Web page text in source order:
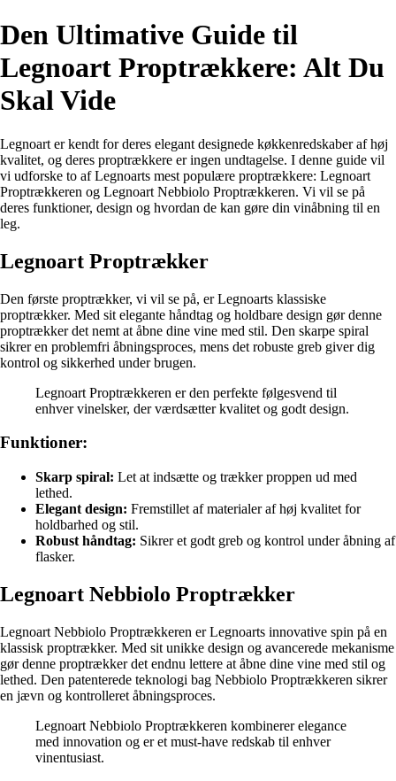
Den Ultimative Guide til
Legnoart Proptrækkere: Alt Du
Skal Vide
Legnoart er kendt for deres elegant designede køkkenredskaber af høj
kvalitet, og deres proptrækkere er ingen undtagelse. I denne guide vil
vi udforske to af Legnoarts mest populære proptrækkere: Legnoart
Proptrækkeren og Legnoart Nebbiolo Proptrækkeren. Vi vil se på
deres funktioner, design og hvordan de kan gøre din vinåbning til en
leg.
Legnoart Proptrækker
Den første proptrækker, vi vil se på, er Legnoarts klassiske
proptrækker. Med sit elegante håndtag og holdbare design gør denne
proptrækker det nemt at åbne dine vine med stil. Den skarpe spiral
sikrer en problemfri åbningsproces, mens det robuste greb giver dig
kontrol og sikkerhed under brugen.
Legnoart Proptrækkeren er den perfekte følgesvend til
enhver vinelsker, der værdsætter kvalitet og godt design.
Funktioner:
Skarp spiral: Let at indsætte og trækker proppen ud med
lethed.
Elegant design: Fremstillet af materialer af høj kvalitet for
holdbarhed og stil.
Robust håndtag: Sikrer et godt greb og kontrol under åbning af
flasker.
Legnoart Nebbiolo Proptrækker
Legnoart Nebbiolo Proptrækkeren er Legnoarts innovative spin på en
klassisk proptrækker. Med sit unikke design og avancerede mekanisme
gør denne proptrækker det endnu lettere at åbne dine vine med stil og
lethed. Den patenterede teknologi bag Nebbiolo Proptrækkeren sikrer
en jævn og kontrolleret åbningsproces.
Legnoart Nebbiolo Proptrækkeren kombinerer elegance
med innovation og er et must-have redskab til enhver
vinentusiast.